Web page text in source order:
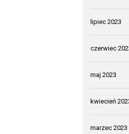
lipiec 2023
czerwiec
maj 2023
kwiecień
marzec 2023